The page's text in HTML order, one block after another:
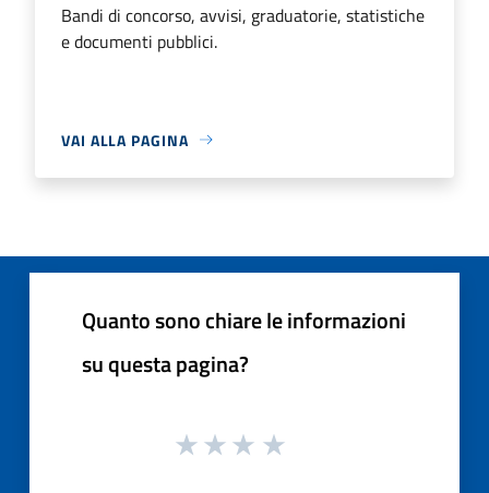
Bandi di concorso, avvisi, graduatorie, statistiche
e documenti pubblici.
VAI ALLA PAGINA
Quanto sono chiare le informazioni
su questa pagina?